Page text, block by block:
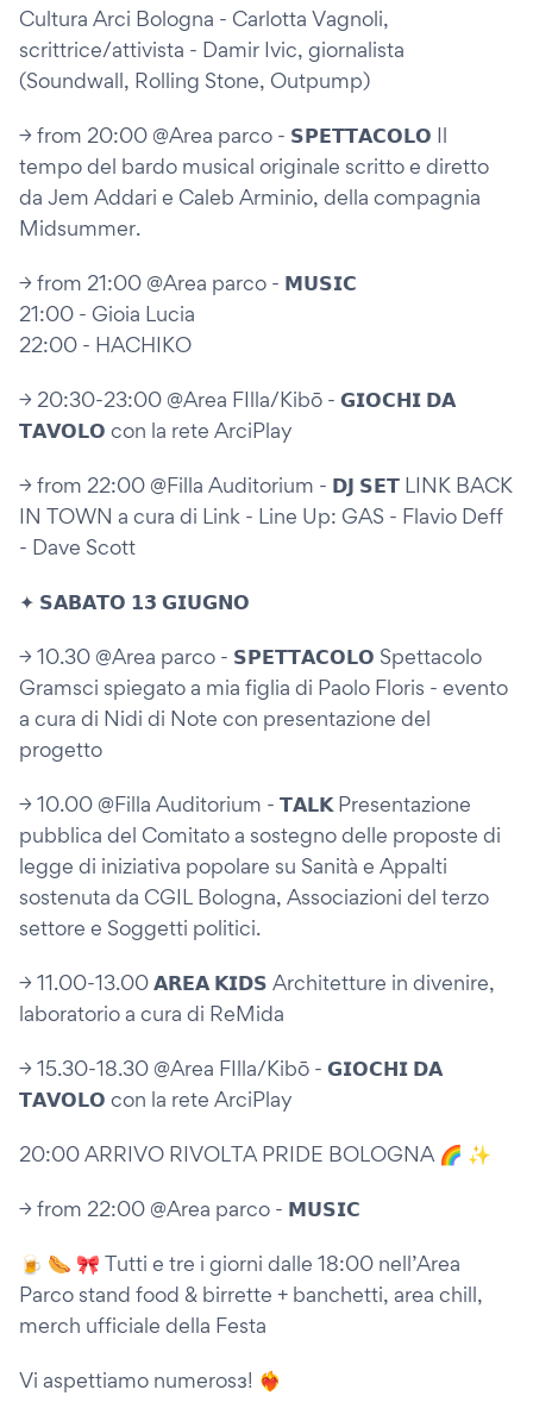
Cultura Arci Bologna - Carlotta Vagnoli,
scrittrice/attivista - Damir Ivic, giornalista
(Soundwall, Rolling Stone, Outpump)
→ from 20:00 @Area parco - 𝗦𝗣𝗘𝗧𝗧𝗔𝗖𝗢𝗟𝗢 Il
tempo del bardo musical originale scritto e diretto
da Jem Addari e Caleb Arminio, della compagnia
Midsummer.
→ from 21:00 @Area parco - 𝗠𝗨𝗦𝗜𝗖
21:00 - Gioia Lucia
22:00 - HACHIKO
→ 20:30-23:00 @Area FIlla/Kibō - 𝗚𝗜𝗢𝗖𝗛𝗜 𝗗𝗔
𝗧𝗔𝗩𝗢𝗟𝗢 con la rete ArciPlay
→ from 22:00 @Filla Auditorium - 𝗗𝗝 𝗦𝗘𝗧 LINK BACK
IN TOWN a cura di Link - Line Up: GAS - Flavio Deff
- Dave Scott
✦ 𝗦𝗔𝗕𝗔𝗧𝗢 𝟭𝟯 𝗚𝗜𝗨𝗚𝗡𝗢
→ 10.30 @Area parco - 𝗦𝗣𝗘𝗧𝗧𝗔𝗖𝗢𝗟𝗢 Spettacolo
Gramsci spiegato a mia figlia di Paolo Floris - evento
a cura di Nidi di Note con presentazione del
progetto
→ 10.00 @Filla Auditorium - 𝗧𝗔𝗟𝗞 Presentazione
pubblica del Comitato a sostegno delle proposte di
legge di iniziativa popolare su Sanità e Appalti
sostenuta da CGIL Bologna, Associazioni del terzo
settore e Soggetti politici.
→ 11.00-13.00 𝗔𝗥𝗘𝗔 𝗞𝗜𝗗𝗦 Architetture in divenire,
laboratorio a cura di ReMida
→ 15.30-18.30 @Area FIlla/Kibō - 𝗚𝗜𝗢𝗖𝗛𝗜 𝗗𝗔
𝗧𝗔𝗩𝗢𝗟𝗢 con la rete ArciPlay
20:00 ARRIVO RIVOLTA PRIDE BOLOGNA 🌈 ✨
→ from 22:00 @Area parco - 𝗠𝗨𝗦𝗜𝗖
🍺 🌭 🎀 Tutti e tre i giorni dalle 18:00 nell’Area
Parco stand food & birrette + banchetti, area chill,
merch ufficiale della Festa
Vi aspettiamo numerosɜ! ❤️‍🔥